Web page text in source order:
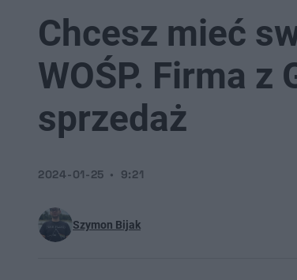
Chcesz mieć
WOŚP. Firma
sprzedaż
Szymon Bijak
2024-01-25 9:21